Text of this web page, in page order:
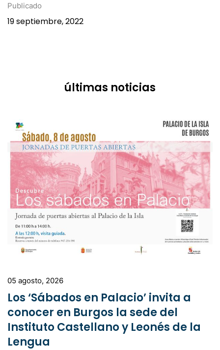
Publicado
19 septiembre, 2022
últimas noticias
05 agosto, 2026
Los ‘Sábados en Palacio’ invita a
conocer en Burgos la sede del
Instituto Castellano y Leonés de la
Lengua